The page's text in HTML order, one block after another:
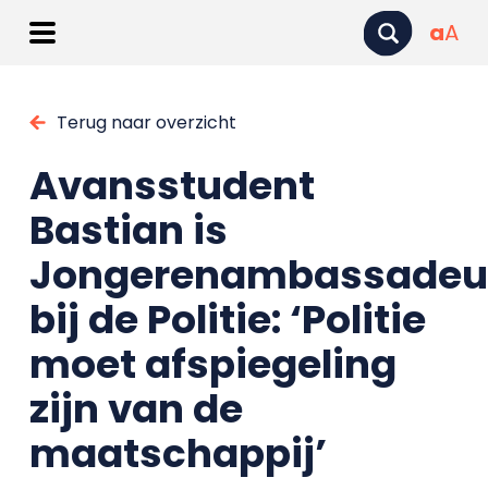
aA
Terug naar overzicht
Avansstudent
Bastian is
bij de Politie: ‘Politie
moet afspiegeling
zijn van de
maatschappij’